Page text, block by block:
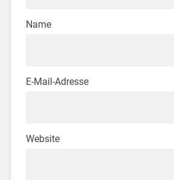
Name
E-Mail-Adresse
Website